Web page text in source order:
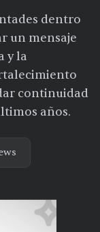
dentro
un mensaje
y la
continuidad
años.